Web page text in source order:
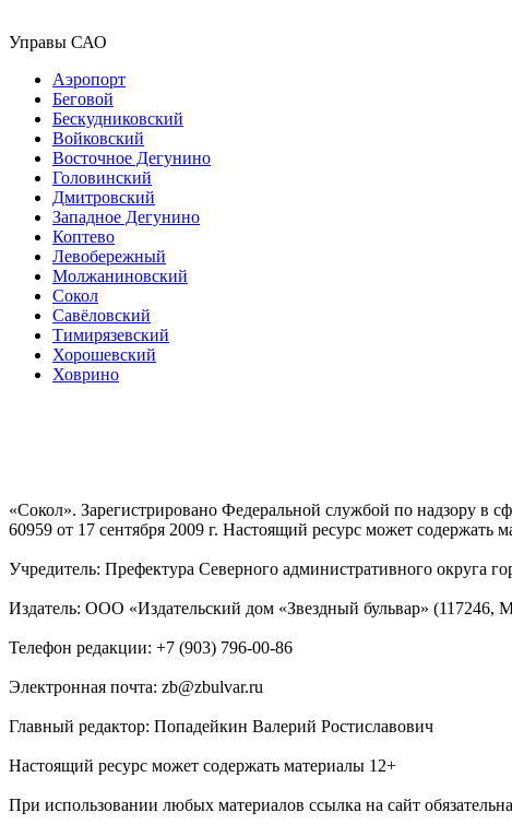
Управы САО
Аэропорт
Беговой
Бескудниковский
Войковский
Восточное Дегунино
Головинский
Дмитровский
Западное Дегунино
Коптево
Левобережный
Молжаниновский
Сокол
Савёловский
Тимирязевский
Хорошевский
Ховрино
«Сокол». Зарегистрировано Федеральной службой по надзору
60959 от 17 сентября 2009 г. Настоящий ресурс может содержать
Учредитель: Префектура Северного административного округа
Издатель: ООО «Издательский дом «Звездный бульвар» (117246,
Телефон редакции: +7 (903) 796-00-86
Электронная почта: zb@zbulvar.ru
Главный редактор: Попадейкин Валерий Ростиславович
Настоящий ресурс может содержать материалы 12+
При использовании любых материалов ссылка на сайт обязательна